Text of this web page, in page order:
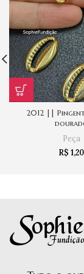
2012 ||
Peça
R$ 1,20